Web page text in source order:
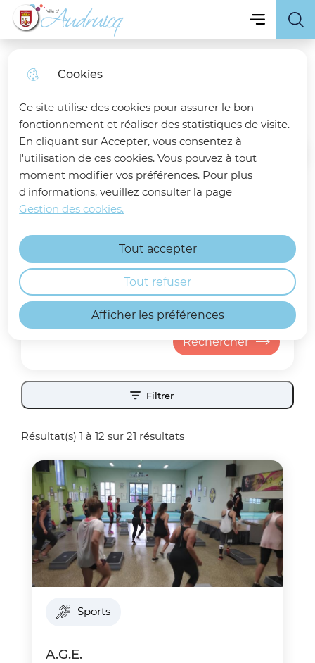
Cookies
Ce site utilise des cookies pour assurer le bon
fonctionnement et réaliser des statistiques de visite.
En cliquant sur Accepter, vous consentez à
l'utilisation de ces cookies. Vous pouvez à tout
moment modifier vos préférences. Pour plus
d'informations, veuillez consulter la page
Gestion des cookies.
Afficher les préférences
Tout accepter
Tout refuser
Skip
to
menu
Skip
to
search
principal
Skip to
site
map
Ville d'Audruicq
Menu
Accueil
Annuaire des associations
sportives de la Ville d'Audruicq
Moteur de recherche
Filtrer
ouvrir les filtres
Résultat(s) 1 à 12 sur 21 résultats
Sports
A.G.E.